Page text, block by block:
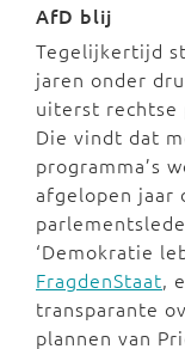
AfD blij
Tegelijkertijd
jaren onder
uiterst rechtse
Die vindt dat
programma’s
afgelopen jaar
‘Demokratie
FragdenStaat,
transparante
plannen van